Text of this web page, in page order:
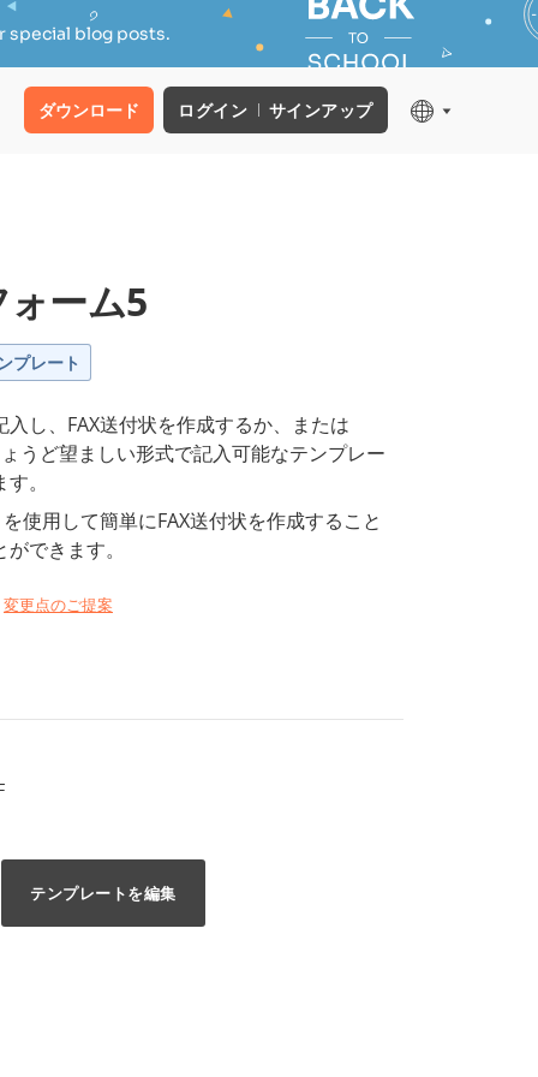
special blog posts.
ダウンロード ログイン サインアップ
ォーム5
プレート
し、FAX送付状を作成するか、または
うど望ましい形式で記入可能なテンプレー
。
使用して簡単にFAX送付状を作成すること
できます。
変更点のご提案
テンプレートを編集